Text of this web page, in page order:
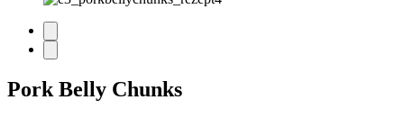
Pork Belly Chunks